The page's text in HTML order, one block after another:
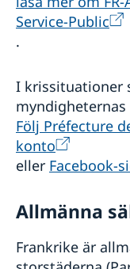
Service-Public
.
I krissituationer
myndigheternas
Följ Préfecture
konto
eller Facebook-
Allmänna
Frankrike är